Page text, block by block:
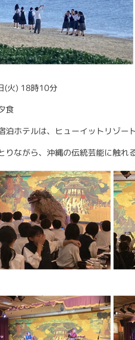
(火) 18時10分
食
泊ホテルは、ヒューイットリゾー
りながら、沖縄の伝統芸能に触れ